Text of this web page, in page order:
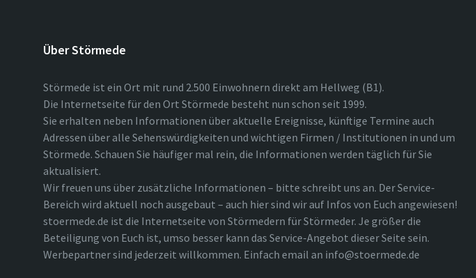
Über Störmede
Störmede ist ein Ort mit rund 2.500 Einwohnern direkt am Hellweg (B1).
Die Internetseite für den Ort Störmede besteht nun schon seit 1999.
Sie erhalten neben Informationen über aktuelle Ereignisse, künftige Termine auch
Adressen über alle Sehenswürdigkeiten und wichtigen Firmen / Institutionen in und um
Störmede. Schauen Sie häufiger mal rein, die Informationen werden täglich für Sie
aktualisiert.
Wir freuen uns über zusätzliche Informationen – bitte schreibt uns an. Der Service-
Bereich wird aktuell noch ausgebaut – auch hier sind wir auf Infos von Euch angewiesen!
stoermede.de ist die Internetseite von Störmedern für Störmeder. Je größer die
Beteiligung von Euch ist, umso besser kann das Service-Angebot dieser Seite sein.
Werbepartner sind jederzeit willkommen. Einfach email an info@stoermede.de